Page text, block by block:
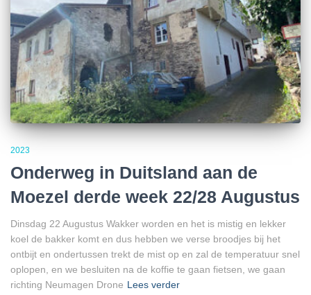
2023
Onderweg in Duitsland aan de
Moezel derde week 22/28 Augustus
Dinsdag 22 Augustus Wakker worden en het is mistig en lekker
koel de bakker komt en dus hebben we verse broodjes bij het
ontbijt en ondertussen trekt de mist op en zal de temperatuur snel
oplopen, en we besluiten na de koffie te gaan fietsen, we gaan
richting Neumagen Drone Lees verder